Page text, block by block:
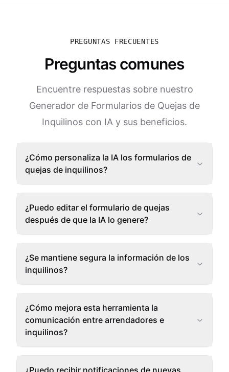
PREGUNTAS FRECUENTES
Preguntas comunes
Encuentre respuestas sobre nuestro
Generador de Formularios de Quejas de
Inquilinos con IA y sus beneficios.
¿Cómo personaliza la IA los formularios de
quejas de inquilinos?
¿Puedo editar el formulario de quejas
después de que la IA lo genere?
¿Se mantiene segura la información de los
inquilinos?
¿Cómo mejora esta herramienta la
comunicación entre arrendadores e
inquilinos?
¿Puedo recibir notificaciones de nuevas